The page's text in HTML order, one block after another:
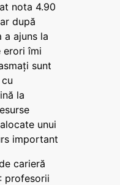
nota 4.90
după
ajuns la
erori îmi
sunt
la
unui
important
carieră
profesorii